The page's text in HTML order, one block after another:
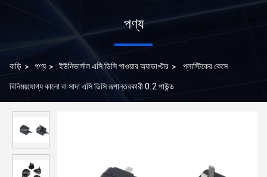
পণ্য
বাড়ি > পণ্য > ইউনিভার্সাল এসি ডিসি পাওয়ার অ্যাডাপ্টার > প্লাস্টিকের কেসে
বিনিময়যোগ্য কালো বা সাদা এসি ডিসি রূপান্তরকারী 0.2 পাউন্ড